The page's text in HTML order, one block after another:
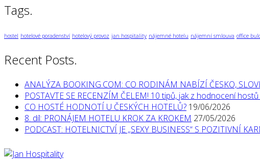
Tags.
hostel hotelové poradenství hotelový provoz jan hospitality nájemné hotelu nájemní smlouva office
Recent Posts.
ANALÝZA BOOKING.COM: CO RODINÁM NABÍZÍ ČESKO,
POSTAVTE SE RECENZÍM ČELEM! 10 tipů, jak z hodnocení
CO HOSTÉ HODNOTÍ U ČESKÝCH HOTELŮ? 19/06/2026
8. díl: PRONÁJEM HOTELU KROK ZA KROKEM 27/05/2026
PODCAST: HOTELNICTVÍ JE „SEXY BUSINESS“ S POZITIVNÍ